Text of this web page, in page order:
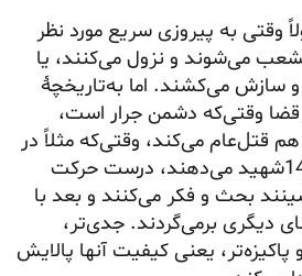
وقتی به پیروزی سریع مورد نظر
می‌شوند و نزول می‌کنند، یا
و سازش می‌کشند. اما به‌تاریخچهٔ
قضا وقتی‌که دشمن جرار است،
هم قتل‌عام می‌کند، وقتی‌که مثلاً در
عملیاتی مثل فروغ، 1400شهید می‌دهند، درست حرکت
بحث و فکر می‌کنند و بعد با
دیگری برمی‌گردند. جدی‌تر،
و پاکیزه‌تر، یعنی کیفیت آنها پالایش